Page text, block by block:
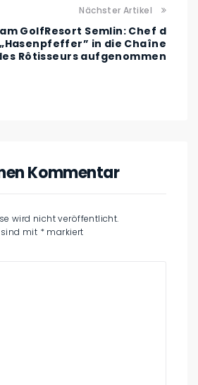
Nächster Artikel
GolfResort Semlin: Chef d
in die Chaîne
Rôtisseurs aufgenommen
Kommentar
wird nicht veröffentlicht.
sind mit * markiert